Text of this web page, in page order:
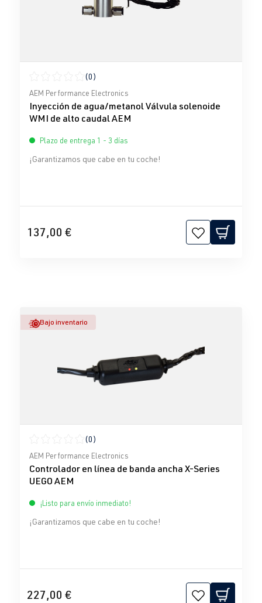
Calificación promedio de 0 de 5 estrellas
(0)
AEM Performance Electronics
Inyección de agua/metanol Válvula solenoide
WMI de alto caudal AEM
Plazo de entrega 1 - 3 días
¡Garantizamos que cabe en tu coche!
137,00 €
Bajo inventario
Calificación promedio de 0 de 5 estrellas
(0)
AEM Performance Electronics
Controlador en línea de banda ancha X-Series
UEGO AEM
¡Listo para envío inmediato!
¡Garantizamos que cabe en tu coche!
227,00 €